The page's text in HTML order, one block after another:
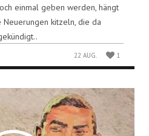
einmal geben werden, hängt
kitzeln, die da
22 AUG. 1